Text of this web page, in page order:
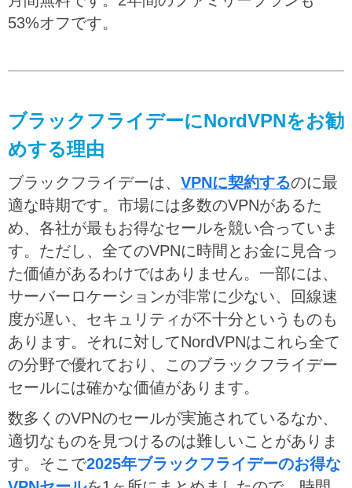
53%オフです。
ブラックフライデーにNordVPNをお勧
めする理由
ブラックフライデーは、 VPNに契約するのに最
適な時期です。市場には多数のVPNがあるた
め、各社が最もお得なセールを競い合っていま
す。ただし、全てのVPNに時間とお金に見合っ
た価値があるわけではありません。一部には、
サーバーロケーションが非常に少ない、回線速
度が遅い、セキュリティが不十分というものも
あります。それに対してNordVPNはこれら全て
の分野で優れており、このブラックフライデー
セールには確かな価値があります。
数多くのVPNのセールが実施されているなか、
適切なものを見つけるのは難しいことがありま
す。そこで2025年ブラックフライデーのお得な